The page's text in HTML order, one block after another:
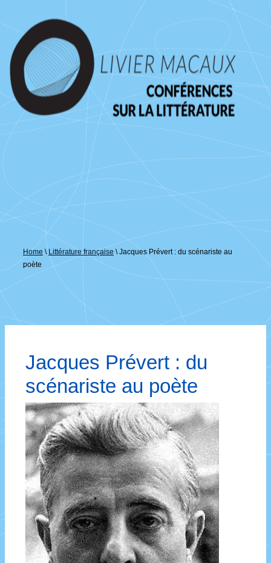
passer
contenu
principal
Home \ Littérature française \ Jacques Prévert : du scénariste au
poète
Jacques Prévert : du
scénariste au poète